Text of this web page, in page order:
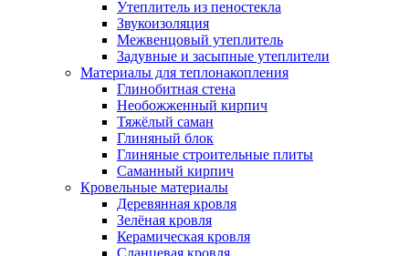
Утеплитель из пеностекла
Звукоизоляция
Межвенцовый утеплитель
Задувные и засыпные утеплители
Материалы для теплонакопления
Глинобитная стена
Необожженный кирпич
Тяжёлый саман
Глиняный блок
Глиняные строительные плиты
Саманный кирпич
Кровельные материалы
Деревянная кровля
Зелёная кровля
Керамическая кровля